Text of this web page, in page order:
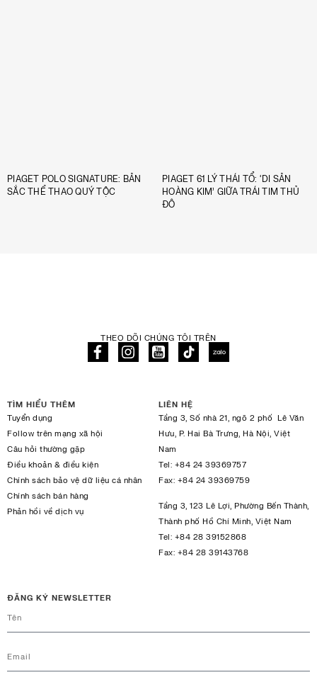
PIAGET POLO SIGNATURE: BẢN
SẮC THỂ THAO QUÝ TỘC
PIAGET 61 LÝ THÁI TỔ: ‘DI SẢN
HOÀNG KIM’ GIỮA TRÁI TIM THỦ
ĐÔ
THEO DÕI CHÚNG TÔI TRÊN
TÌM HIỂU THÊM
Tuyển dụng
Follow trên mạng xã hội
Câu hỏi thường gặp
Điều khoản & điều kiện
Chính sách bảo vệ dữ liệu cá nhân
Chính sách bán hàng
Phản hồi về dịch vụ
LIÊN HỆ
Tầng 3, Số nhà 21, ngõ 2 phố Lê Văn
Hưu, P. Hai Bà Trưng, Hà Nội, Việt
Nam
Tel: +84 24 39369757
Fax: +84 24 39369759
Tầng 3, 123 Lê Lợi, Phường Bến Thành,
Thành phố Hồ Chí Minh, Việt Nam
Tel: +84 28 39152868
Fax: +84 28 39143768
ĐĂNG KÝ NEWSLETTER